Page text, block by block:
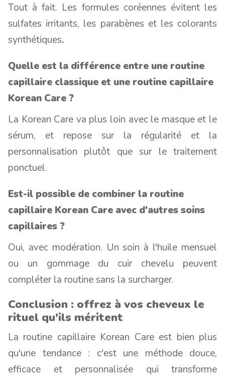
Tout à fait. Les formules coréennes évitent les
sulfates irritants, les parabènes et les colorants
synthétiques.
Quelle est la différence entre une routine
capillaire classique et une routine capillaire
Korean Care ?
La Korean Care va plus loin avec le masque et le
sérum, et repose sur la régularité et la
personnalisation plutôt que sur le traitement
ponctuel.
Est-il possible de combiner la routine
capillaire Korean Care avec d'autres soins
capillaires ?
Oui, avec modération. Un soin à l'huile mensuel
ou un gommage du cuir chevelu peuvent
compléter la routine sans la surcharger.
Conclusion : offrez à vos cheveux le
rituel qu'ils méritent
La routine capillaire Korean Care est bien plus
qu'une tendance : c'est une méthode douce,
efficace et personnalisée qui transforme